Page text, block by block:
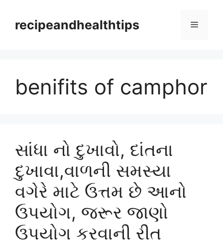
contentrecipeandhealthtips Menu
benifits of camphor
સાંધા નો દુખાવો, દાંતના
દુખાવા,વાળની સમસ્યા
વગેરે માટે ઉત્તમ છે આનો
ઉપયોગ, જરૂર જાણો
ઉપયોગ કરવાની રીત